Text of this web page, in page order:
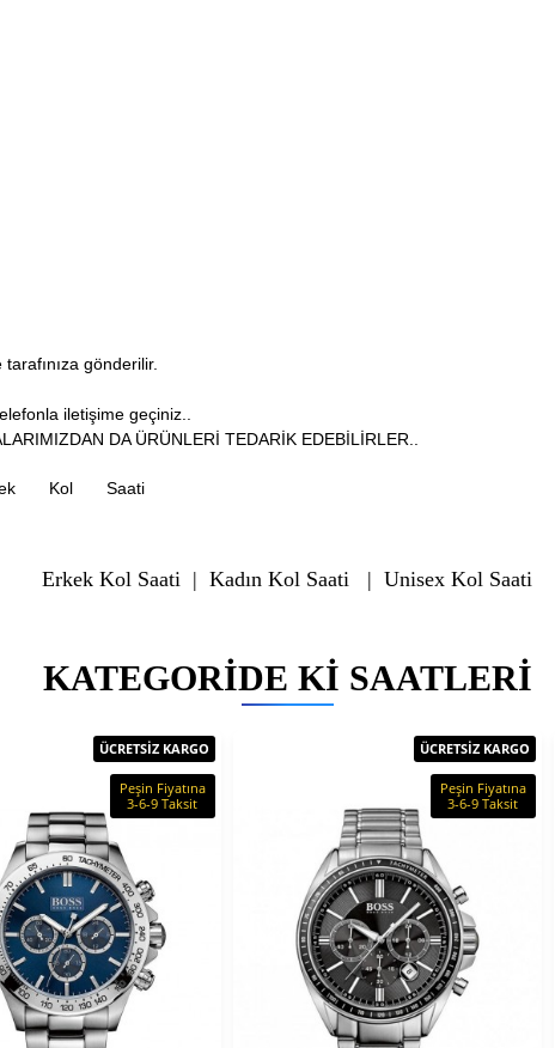
gönderilir.
iletişime geçiniz..
DA ÜRÜNLERİ TEDARİK EDEBİLİRLER..
Kol Saati
Erkek Kol Saati | Kadın Kol Saati | Unisex Kol Saati
KATEGORIDE KI SAATLERI
ÜCRETSİZ KARGO
Peşin Fiyatına
3-6-9 Taksit
ÜCRETSİZ KARGO
Peşin Fiyatına
3-6-9 Taksit